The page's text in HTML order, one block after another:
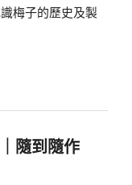
梅子的歷史及製
隨到隨作